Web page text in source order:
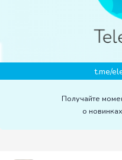
t.me/
Получайте
о